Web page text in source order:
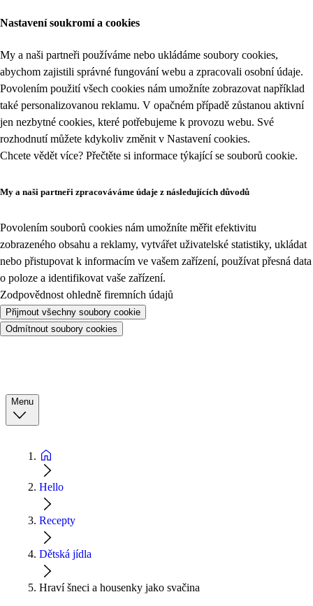
Nastavení soukromí a cookies
My a naši partneři používáme nebo ukládáme soubory cookies,
abychom zajistili správné fungování webu a zpracovali osobní údaje.
Povolením použití všech cookies nám umožníte zobrazovat například
také personalizovanou reklamu. V opačném případě zůstanou aktivní
jen nezbytné cookies, které potřebujeme k provozu webu. Své
rozhodnutí můžete kdykoliv změnit v Nastavení cookies.
Chcete vědět více? Přečtěte si informace týkající se souborů cookie.
My a naši partneři zpracováváme údaje z následujících důvodů
Povolením souborů cookies nám umožníte měřit efektivitu
zobrazeného obsahu a reklamy, vytvářet uživatelské statistiky, ukládat
nebo přistupovat k informacím ve vašem zařízení, používat přesná data
o poloze a identifikovat vaše zařízení.
Zodpovědnost ohledně firemních údajů
Přijmout všechny soubory cookie
Odmítnout soubory cookies
Menu
Hello
Recepty
Dětská jídla
Hraví šneci a housenky jako svačina